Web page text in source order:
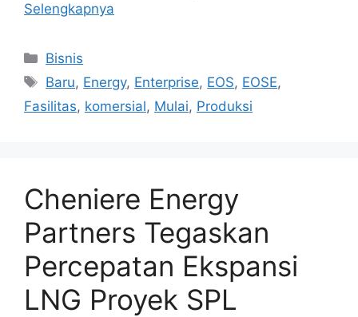
Selengkapnya
Kategori
Bisnis
Tag
Baru, Energy, Enterprise, EOS, EOSE,
Fasilitas, komersial, Mulai, Produksi
Cheniere Energy
Partners Tegaskan
Percepatan Ekspansi
LNG Proyek SPL